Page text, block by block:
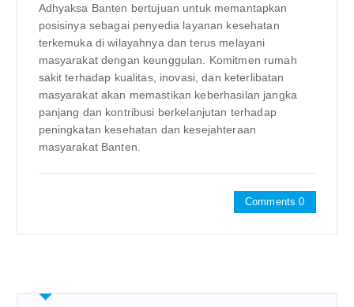
Adhyaksa Banten bertujuan untuk memantapkan
posisinya sebagai penyedia layanan kesehatan
terkemuka di wilayahnya dan terus melayani
masyarakat dengan keunggulan. Komitmen rumah
sakit terhadap kualitas, inovasi, dan keterlibatan
masyarakat akan memastikan keberhasilan jangka
panjang dan kontribusi berkelanjutan terhadap
peningkatan kesehatan dan kesejahteraan
masyarakat Banten.
Comments 0